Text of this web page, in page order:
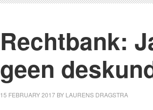
Rechtbank:
geen
15 FEBRUARY 2017 BY LAURENS DRAGSTRA